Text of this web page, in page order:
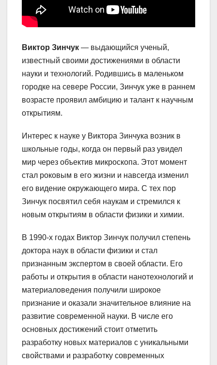
Виктор Зинчук — выдающийся ученый,
известный своими достижениями в области
науки и технологий. Родившись в маленьком
городке на севере России, Зинчук уже в раннем
возрасте проявил амбицию и талант к научным
открытиям.
Интерес к науке у Виктора Зинчука возник в
школьные годы, когда он первый раз увидел
мир через объектив микроскопа. Этот момент
стал роковым в его жизни и навсегда изменил
его видение окружающего мира. С тех пор
Зинчук посвятил себя наукам и стремился к
новым открытиям в области физики и химии.
В 1990-х годах Виктор Зинчук получил степень
доктора наук в области физики и стал
признанным экспертом в своей области. Его
работы и открытия в области нанотехнологий и
материаловедения получили широкое
признание и оказали значительное влияние на
развитие современной науки. В числе его
основных достижений стоит отметить
разработку новых материалов с уникальными
свойствами и разработку современных